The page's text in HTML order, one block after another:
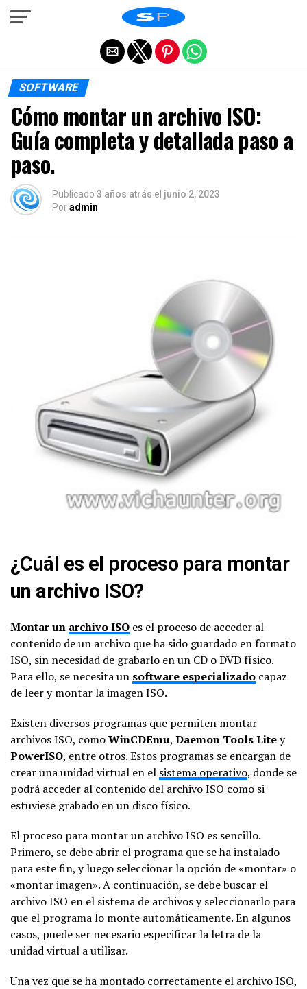
SOFTWARE
Cómo montar un archivo ISO:
Guía completa y detallada paso a
paso.
Publicado 3 años atrás el junio 2, 2023
Poradmin
¿Cuál es el proceso para montar
un archivo ISO?
Montar un archivo ISO es el proceso de acceder al
contenido de un archivo que ha sido guardado en formato
ISO, sin necesidad de grabarlo en un CD o DVD físico.
Para ello, se necesita un software especializado capaz
de leer y montar la imagen ISO.
Existen diversos programas que permiten montar
archivos ISO, comoWinCDEmu, Daemon Tools Litey
PowerISO, entre otros. Estos programas se encargan de
crear una unidad virtual en el sistema operativo, donde se
podrá acceder al contenido del archivo ISO como si
estuviese grabado en un disco físico.
El proceso para montar un archivo ISO es sencillo.
Primero, se debe abrir el programa que se ha instalado
para este fin, y luego seleccionar la opción de «montar» o
«montar imagen». A continuación, se debe buscar el
archivo ISO en el sistema de archivos y seleccionarlo para
que el programa lo monte automáticamente. En algunos
casos, puede ser necesario especificar la letra de la
unidad virtual a utilizar.
Una vez que se ha montado correctamente el archivo ISO,
Salir de la versión móvil